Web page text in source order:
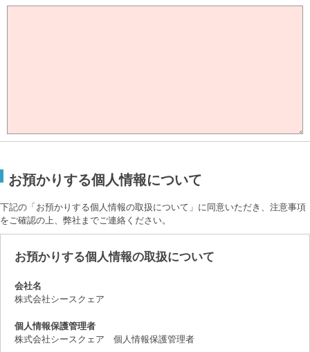
お預かりする個人情報について
下記の「お預かりする個人情報の取扱について」に同意いただき、注意事項
をご確認の上、弊社までご連絡ください。
お預かりする個人情報の取扱について
会社名
株式会社シースクェア
個人情報保護管理者
株式会社シースクェア 個人情報保護管理者